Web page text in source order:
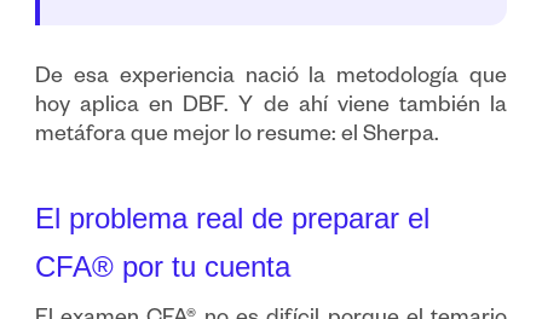
De esa experiencia nació la metodología que
hoy aplica en DBF. Y de ahí viene también la
metáfora que mejor lo resume: el Sherpa.
El problema real de preparar el
CFA® por tu cuenta